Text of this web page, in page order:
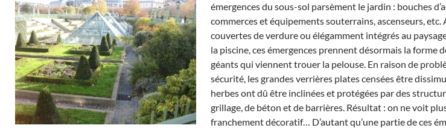
émergences du sous-sol parsèment le jardin : bouches
commerces et équipements souterrains, ascenseurs,
couvertes de verdure ou élégamment intégrés au
la piscine, ces émergences prennent désormais la
géants qui viennent trouer la pelouse. En raison de
sécurité, les grandes verrières plates censées être
herbes ont dû être inclinées et protégées par des
grillage, de béton et de barrières. Résultat : on ne voit plus
franchement décoratif… D’autant qu’une partie de ces